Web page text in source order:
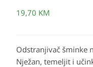
19,70 KM
Odstranjivač šminke
Nježan, temeljit i